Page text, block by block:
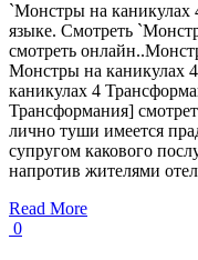
`Монстры на каникулах
языке. Смотреть
смотреть
Монстры на каникулах
каникулах 4
Трансформания]
лично туши имеется
супругом какового
напротив жителями
Read More
0